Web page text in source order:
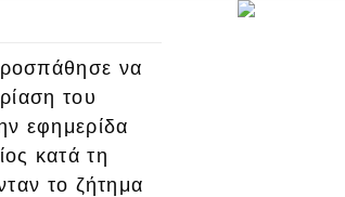
να
του
εφημερίδα
κατά τη
το ζήτημα